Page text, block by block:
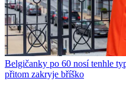
Belgičanky po 60 nosí tenhle
přitom zakryje bříško